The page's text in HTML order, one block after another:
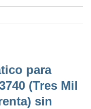
para
(Tres Mil
sin